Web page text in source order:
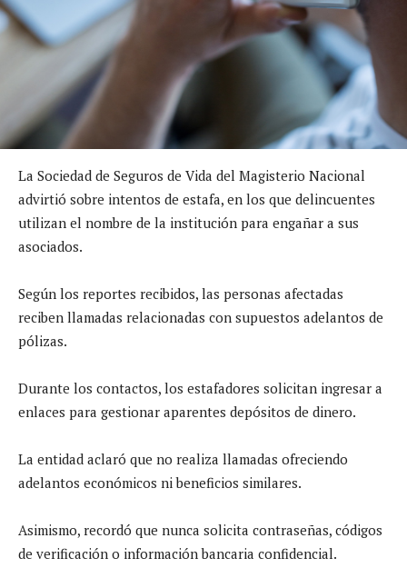
La Sociedad de Seguros de Vida del Magisterio Nacional
advirtió sobre intentos de estafa, en los que delincuentes
utilizan el nombre de la institución para engañar a sus
asociados.
Según los reportes recibidos, las personas afectadas
reciben llamadas relacionadas con supuestos adelantos de
pólizas.
Durante los contactos, los estafadores solicitan ingresar a
enlaces para gestionar aparentes depósitos de dinero.
La entidad aclaró que no realiza llamadas ofreciendo
adelantos económicos ni beneficios similares.
Asimismo, recordó que nunca solicita contraseñas, códigos
de verificación o información bancaria confidencial.